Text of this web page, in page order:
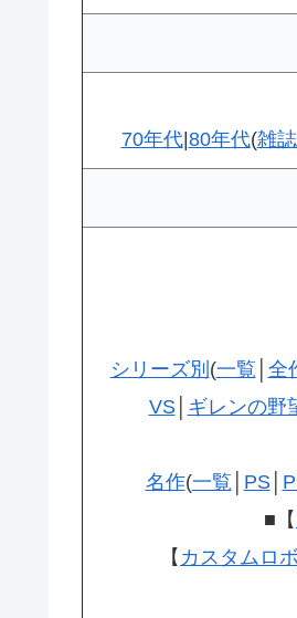
70年代|80年代(雑
シリーズ別 (一覧 全
VS│ ギレンの野
名作(一覧 PS│
■【
【 カスタムロボ